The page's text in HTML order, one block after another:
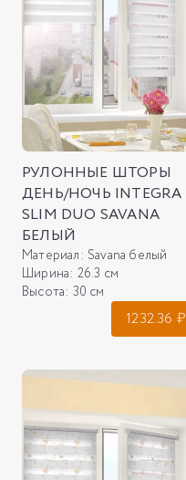
РУЛОННЫЕ ШТОРЫ
ДЕНЬ/НОЧЬ INTEGRA
SLIM DUO SAVANA
БЕЛЫЙ
Материал: Savana белый
Ширина: 26.3 см
Высота: 30 см
1232.36 ₽